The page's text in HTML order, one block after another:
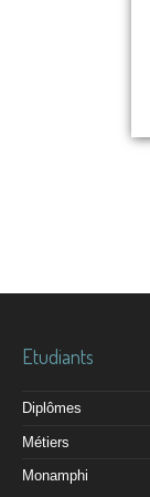
Etudiants
Diplômes
Métiers
Monamphi